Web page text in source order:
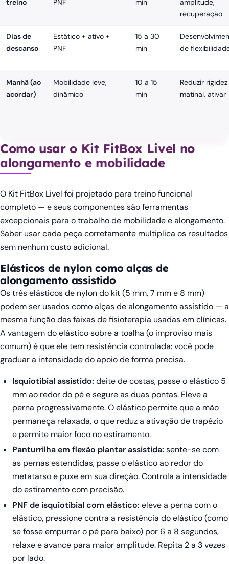
treino PNF min
amplitude,
recuperação
Dias de
descanso
Estático + ativo +
PNF
15 a 30
min
de
Manhã (ao
acordar)
Mobilidade leve,
dinâmico
10 a 15
min
Reduzir rigidez
matinal, ativar
Como usar o Kit FitBox Livel no
alongamento e mobilidade
O Kit FitBox Livel foi projetado para treino funcional
completo — e seus componentes são ferramentas
excepcionais para o trabalho de mobilidade e alongamento.
Saber usar cada peça corretamente multiplica os resultados
sem nenhum custo adicional.
Elásticos de nylon como alças de
alongamento assistido
Os três elásticos de nylon do kit (5 mm, 7 mm e 8 mm)
podem ser usados como alças de alongamento assistido — a
mesma função das faixas de fisioterapia usadas em clínicas.
A vantagem do elástico sobre a toalha (o improviso mais
comum) é que ele tem resistência controlada: você pode
graduar a intensidade do apoio de forma precisa.
Isquiotibial assistido: deite de costas, passe o elástico 5
mm ao redor do pé e segure as duas pontas. Eleve a
perna progressivamente. O elástico permite que a mão
permaneça relaxada, o que reduz a ativação de trapézio
e permite maior foco no estiramento.
Panturrilha em flexão plantar assistida: sente-se com
as pernas estendidas, passe o elástico ao redor do
metatarso e puxe em sua direção. Controla a intensidade
do estiramento com precisão.
PNF de isquiotibial com elástico: eleve a perna com o
elástico, pressione contra a resistência do elástico (como
se fosse empurrar o pé para baixo) por 6 a 8 segundos,
relaxe e avance para maior amplitude. Repita 2 a 3 vezes
por lado.